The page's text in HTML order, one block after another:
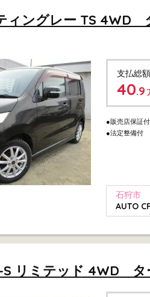
ィングレー TS 4WD
●販売店保証付
●法定整備付
支払総額
40.9
石狩市
AUTO
リミテッド 4WD タ